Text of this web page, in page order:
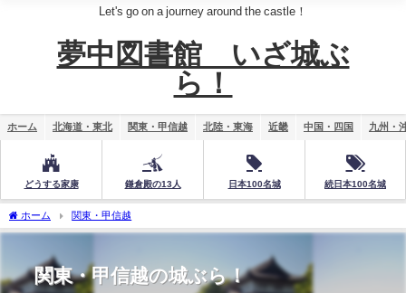
Let's go on a journey around the castle！
夢中図書館 いざ城ぶ
ら！
ホーム 北海道・東北 関東・甲信越 北陸・東海 近畿 中国・四国 九州・
どうする家康 鎌倉殿の13人 日本100名城 続日本100名城
ホーム 関東・甲信越
関東・甲信越の城ぶら！